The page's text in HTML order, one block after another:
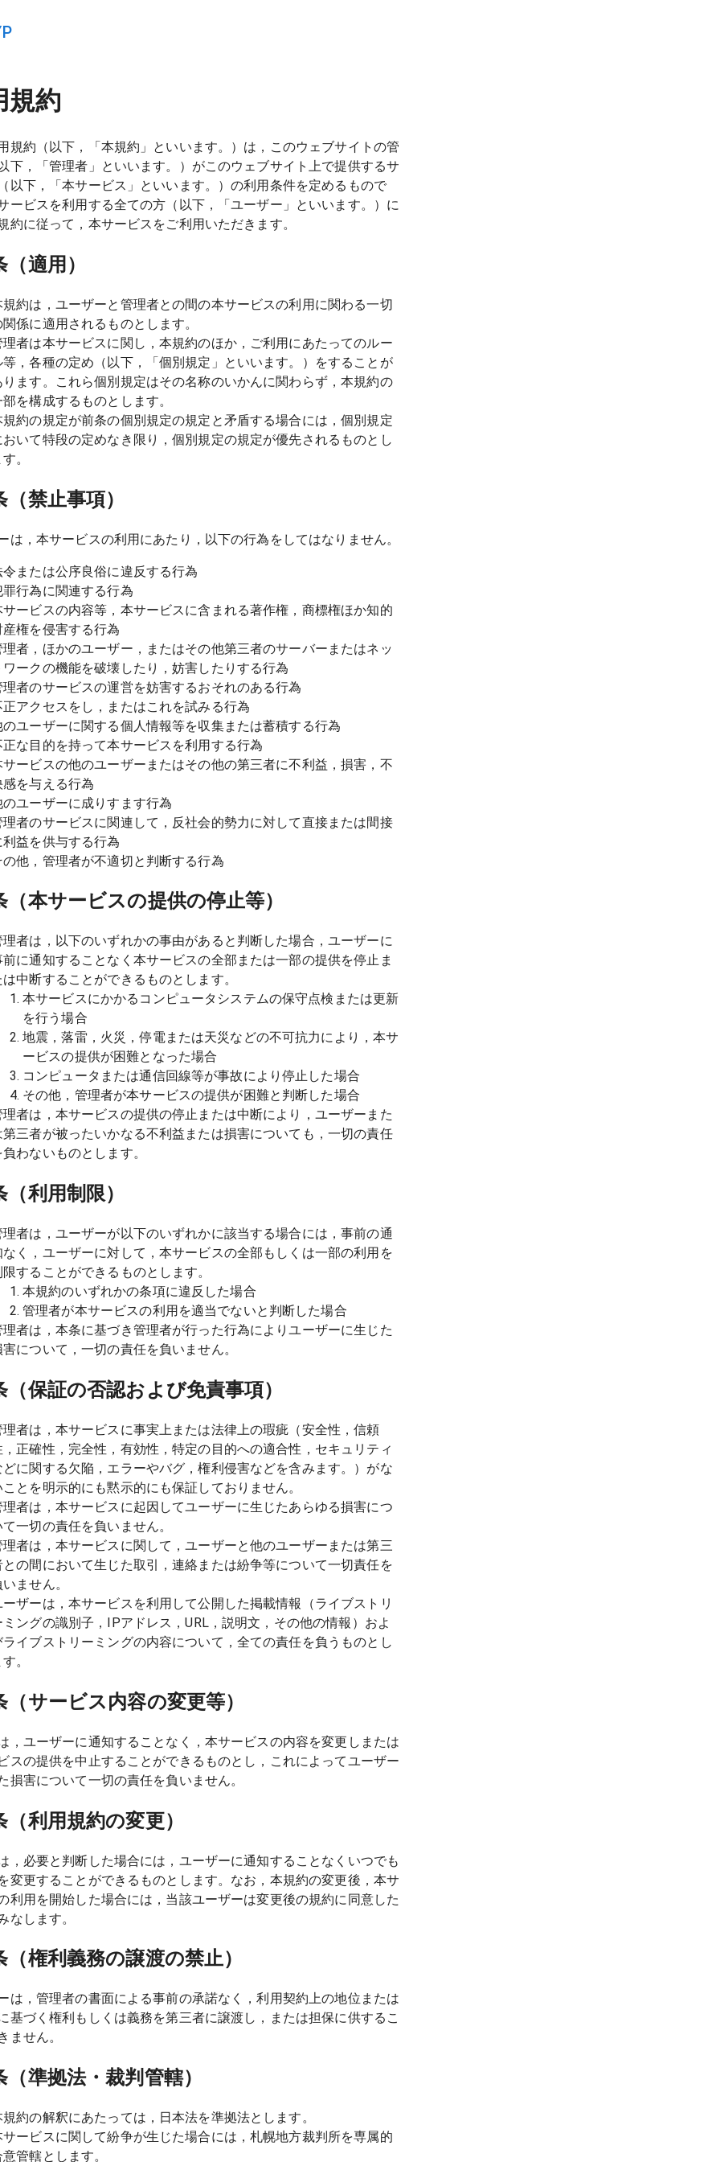
規約
規約（以下，「本規約」といいます。）は，このウェブサイトの管
下，「管理者」といいます。）がこのウェブサイト上で提供するサ
以下，「本サービス」といいます。）の利用条件を定めるもので
ービスを利用する全ての方（以下，「ユーザー」といいます。）に
約に従って，本サービスをご利用いただきます。
適用）
規約は，ユーザーと管理者との間の本サービスの利用に関わる一切
関係に適用されるものとします。
理者は本サービスに関し，本規約のほか，ご利用にあたってのルー
等，各種の定め（以下，「個別規定」といいます。）をすることが
ります。これら個別規定はその名称のいかんに関わらず，本規約の
部を構成するものとします。
規約の規定が前条の個別規定の規定と矛盾する場合には，個別規定
おいて特段の定めなき限り，個別規定の規定が優先されるものとし
。
禁止事項）
は，本サービスの利用にあたり，以下の行為をしてはなりません。
令または公序良俗に違反する行為
罪行為に関連する行為
サービスの内容等，本サービスに含まれる著作権，商標権ほか知的
産権を侵害する行為
理者，ほかのユーザー，またはその他第三者のサーバーまたはネッ
ワークの機能を破壊したり，妨害したりする行為
理者のサービスの運営を妨害するおそれのある行為
正アクセスをし，またはこれを試みる行為
のユーザーに関する個人情報等を収集または蓄積する行為
正な目的を持って本サービスを利用する行為
サービスの他のユーザーまたはその他の第三者に不利益，損害，不
感を与える行為
のユーザーに成りすます行為
理者のサービスに関連して，反社会的勢力に対して直接または間接
利益を供与する行為
の他，管理者が不適切と判断する行為
（本サービスの提供の停止等）
理者は，以下のいずれかの事由があると判断した場合，ユーザーに
前に通知することなく本サービスの全部または一部の提供を停止ま
は中断することができるものとします。
本サービスにかかるコンピュータシステムの保守点検または更新
を行う場合
地震，落雷，火災，停電または天災などの不可抗力により，本サ
ービスの提供が困難となった場合
コンピュータまたは通信回線等が事故により停止した場合
その他，管理者が本サービスの提供が困難と判断した場合
理者は，本サービスの提供の停止または中断により，ユーザーまた
第三者が被ったいかなる不利益または損害についても，一切の責任
負わないものとします。
利用制限）
理者は，ユーザーが以下のいずれかに該当する場合には，事前の通
なく，ユーザーに対して，本サービスの全部もしくは一部の利用を
限することができるものとします。
本規約のいずれかの条項に違反した場合
管理者が本サービスの利用を適当でないと判断した場合
理者は，本条に基づき管理者が行った行為によりユーザーに生じた
害について，一切の責任を負いません。
（保証の否認および免責事項）
理者は，本サービスに事実上または法律上の瑕疵（安全性，信頼
，正確性，完全性，有効性，特定の目的への適合性，セキュリティ
どに関する欠陥，エラーやバグ，権利侵害などを含みます。）がな
ことを明示的にも黙示的にも保証しておりません。
理者は，本サービスに起因してユーザーに生じたあらゆる損害につ
て一切の責任を負いません。
理者は，本サービスに関して，ユーザーと他のユーザーまたは第三
との間において生じた取引，連絡または紛争等について一切責任を
ません。
ーザーは，本サービスを利用して公開した掲載情報（ライブストリ
ミングの識別子，IPアドレス，URL，説明文，その他の情報）およ
ライブストリーミングの内容について，全ての責任を負うものとし
。
（サービス内容の変更等）
，ユーザーに通知することなく，本サービスの内容を変更しまたは
スの提供を中止することができるものとし，これによってユーザー
損害について一切の責任を負いません。
（利用規約の変更）
，必要と判断した場合には，ユーザーに通知することなくいつでも
変更することができるものとします。なお，本規約の変更後，本サ
利用を開始した場合には，当該ユーザーは変更後の規約に同意した
なします。
（権利義務の譲渡の禁止）
は，管理者の書面による事前の承諾なく，利用契約上の地位または
基づく権利もしくは義務を第三者に譲渡し，または担保に供するこ
ません。
（準拠法・裁判管轄）
規約の解釈にあたっては，日本法を準拠法とします。
サービスに関して紛争が生じた場合には，札幌地方裁判所を専属的
管轄とします。